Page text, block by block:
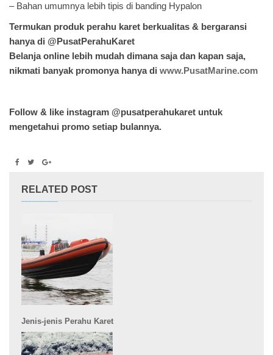
– Bahan umumnya lebih tipis di banding Hypalon
Termukan produk perahu karet berkualitas & bergaransi
hanya di @PusatPerahuKaret
Belanja online lebih mudah dimana saja dan kapan saja,
nikmati banyak promonya hanya di www.PusatMarine.com
Follow & like instagram @pusatperahukaret untuk
mengetahui promo setiap bulannya.
RELATED POST
Jenis-jenis Perahu Karet